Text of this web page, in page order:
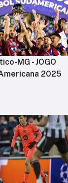
MG - JOGO
2025